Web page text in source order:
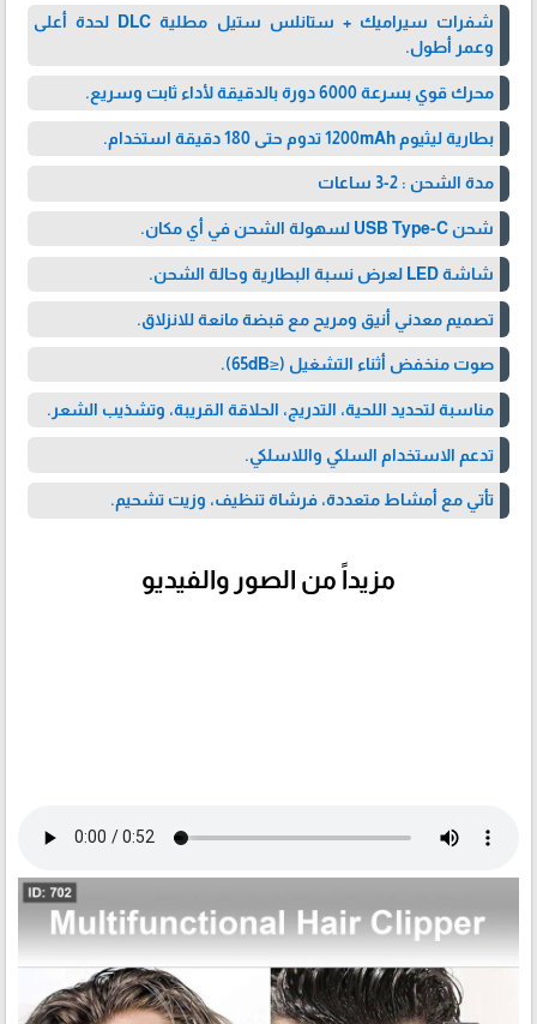
شفرات سيراميك + ستانلس ستيل مطلية DLC لحدة أعلى
وعمر أطول.
محرك قوي بسرعة 6000 دورة بالدقيقة لأداء ثابت وسريع.
بطارية ليثيوم 1200mAh تدوم حتى 180 دقيقة استخدام.
مدة الشحن : 2-3 ساعات
شحن USB Type-C لسهولة الشحن في أي مكان.
شاشة LED لعرض نسبة البطارية وحالة الشحن.
تصميم معدني أنيق ومريح مع قبضة مانعة للانزلاق.
صوت منخفض أثناء التشغيل (≤65dB).
مناسبة لتحديد اللحية، التدريج، الحلاقة القريبة، وتشذيب الشعر.
تدعم الاستخدام السلكي واللاسلكي.
تأتي مع أمشاط متعددة، فرشاة تنظيف، وزيت تشحيم.
مزيداً من الصور والفيديو